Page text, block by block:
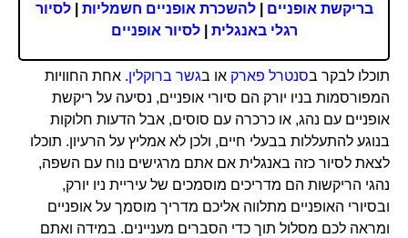
בריקשת אופניים |להשכרת אופניים חשמליות |לסיור
רגלי באנגלית |לסיור אופניים
תוכלו לבקר בסנטרל פארק או בגשר ברוקלין. אחת החוויות
המפורסמות בניו יורק הם סיורי אופניים, נסיעה על ריקשת
אופניים עם נהג, או כרכרה עם סוסים, אבל הדעות חלוקות
בנוגע להתעללות בבעלי חיים, ולכן לא אמליץ על הרעיון. תוכלו
לצאת לסיור כזה באנגלית אם אתם מרגישים נוח עם השפה,
נהגי הריקשות הם מדריכים מוסמכים של עיריית ניו יורק,
ובסיורי האופניים מתלווה אליכם מדריך מוסמך על אופניים
ומראה לכם מסלול תוך כדי הסברים מעניינים. במידה ואתם